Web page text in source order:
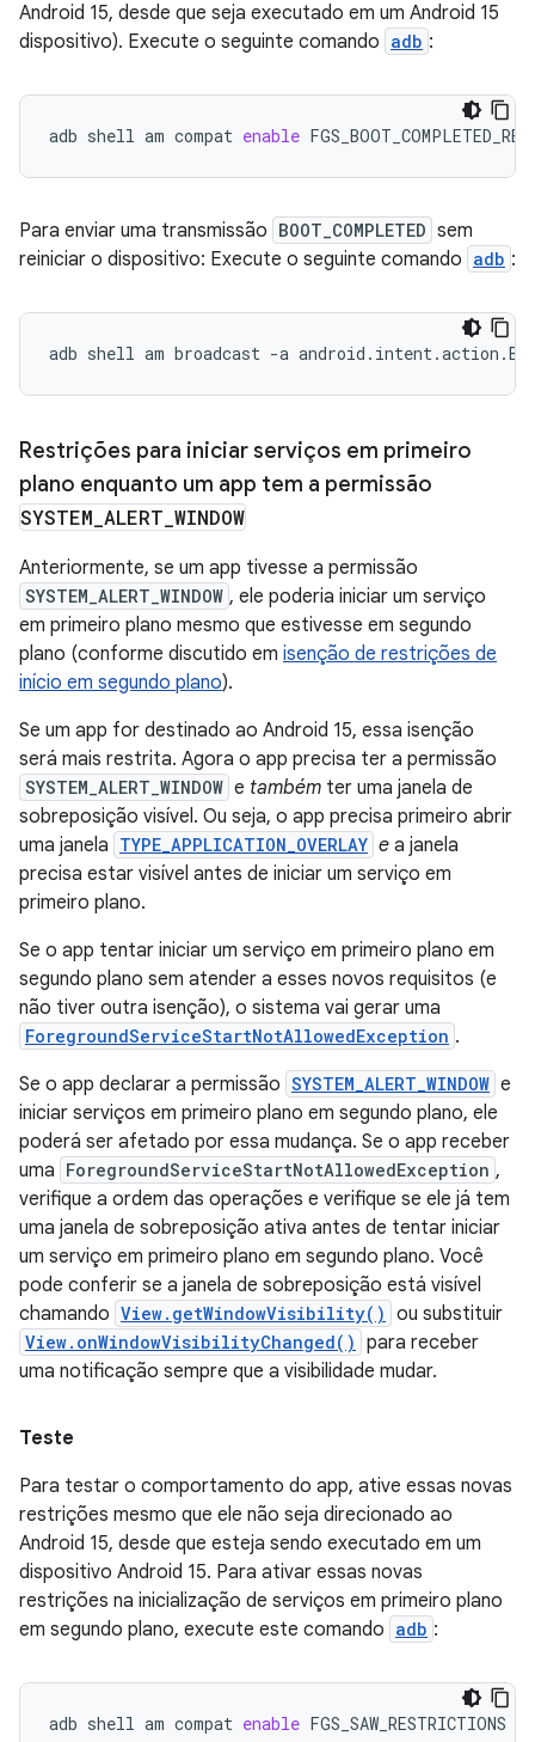
Android 15, desde que seja executado em um Android 15
dispositivo). Execute o seguinte comando adb :
adb shell am compat enable
Para enviar uma transmissão BOOT_COMPLETED sem
reiniciar o dispositivo: Execute o seguinte comando adb :
adb shell am broadcast -a
Restrições para iniciar serviços em primeiro
plano enquanto um app tem a permissão
SYSTEM ALERT WINDOW
Anteriormente, se um app tivesse a permissão
SYSTEM_ALERT_WINDOW , ele poderia iniciar um serviço
em primeiro plano mesmo que estivesse em segundo
plano (conforme discutido em isenção de restrições de
início em segundo plano).
Se um app for destinado ao Android 15, essa isenção
será mais restrita. Agora o app precisa ter a permissão
SYSTEM_ALERT_WINDOW e também ter uma janela de
sobreposição visível. Ou seja, o app precisa primeiro abrir
uma janela TYPE_APPLICATION_OVERLAY e a janela
precisa estar visível antes de iniciar um serviço em
primeiro plano.
Se o app tentar iniciar um serviço em primeiro plano em
segundo plano sem atender a esses novos requisitos (e
não tiver outra isenção), o sistema vai gerar uma
ForegroundServiceStartNotAllowedException .
Se o app declarar a permissão SYSTEM_ALERT_WINDOW e
iniciar serviços em primeiro plano em segundo plano, ele
poderá ser afetado por essa mudança. Se o app receber
uma ForegroundServiceStartNotAllowedException ,
verifique a ordem das operações e verifique se ele já tem
uma janela de sobreposição ativa antes de tentar iniciar
um serviço em primeiro plano em segundo plano. Você
pode conferir se a janela de sobreposição está visível
chamando View.getWindowVisibility() ou substituir
View.onWindowVisibilityChanged() para receber
uma notificação sempre que a visibilidade mudar.
Teste
Para testar o comportamento do app, ative essas novas
restrições mesmo que ele não seja direcionado ao
Android 15, desde que esteja sendo executado em um
dispositivo Android 15. Para ativar essas novas
restrições na inicialização de serviços em primeiro plano
em segundo plano, execute este comando adb :
adb shell am compat enable FGS_SAW_RESTRICTIONS